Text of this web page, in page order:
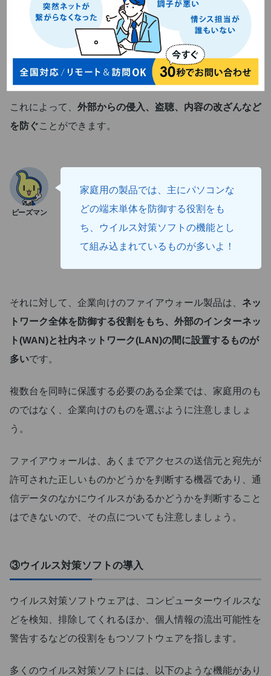
すが、外部のインターネット（WAN）から社内ネットワ
ーク（LAN）への接続が適正なものかを判断し、許可して
いない送信先からのアクセスをブロックする役割をもつ機
器です。
これによって、外部からの侵入、盗聴、内容の改ざんなど
を防ぐことができます。
家庭用の製品では、主にパソコンな
どの端末単体を防御する役割をも
ち、ウイルス対策ソフトの機能とし
て組み込まれているものが多いよ！
それに対して、企業向けのファイアウォール製品は、 ネッ
トワーク全体を防御する役割をもち、外部のインターネッ
ト(WAN)と社内ネットワーク(LAN)の間に設置するものが
多いです。
複数台を同時に保護する必要のある企業では、家庭用のも
のではなく、企業向けのものを選ぶように注意しましょ
う。
ファイアウォールは、あくまでアクセスの送信元と宛先が
許可された正しいものかどうかを判断する機器であり、通
信データのなかにウイルスがあるかどうかを判断すること
はできないので、その点についても注意しましょう。
③ウイルス対策ソフトの導入
ウイルス対策ソフトウェアは、コンピューターウイルスな
どを検知、排除してくれるほか、個人情報の流出可能性を
警告するなどの役割をもつソフトウェアを指します。
多くのウイルス対策ソフトには、以下のような機能があり